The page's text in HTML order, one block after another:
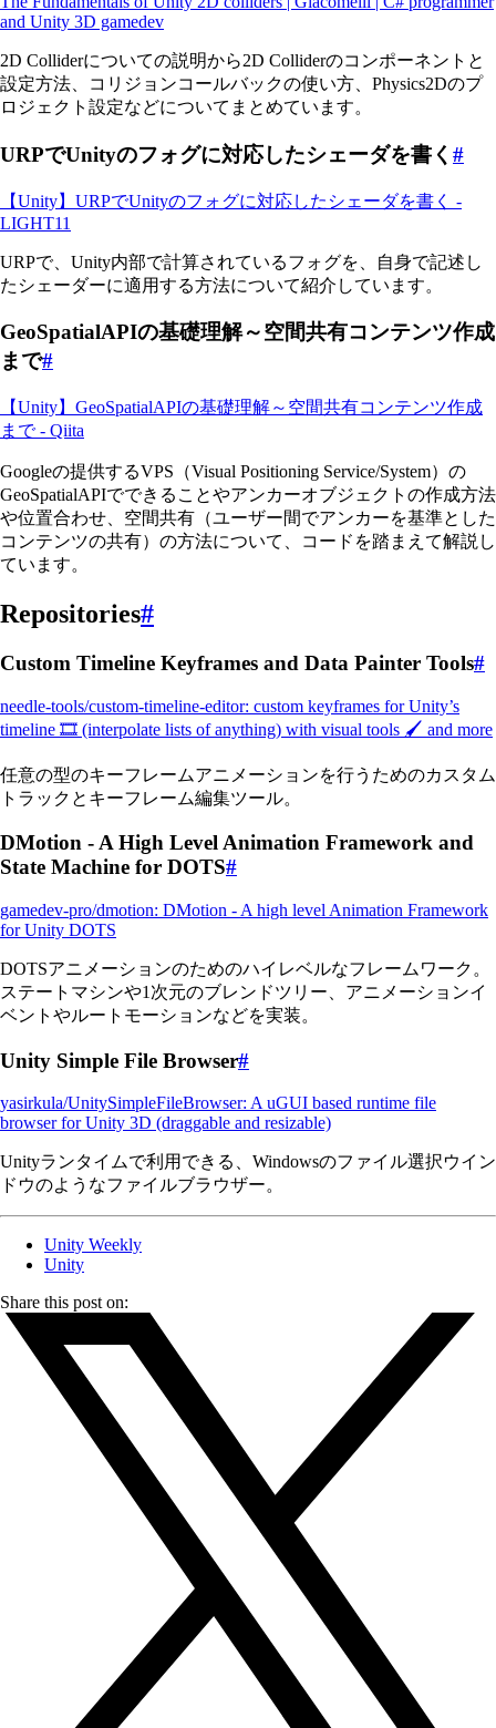
and Unity 3D gamedev
2D Colliderについての説明から2D Colliderのコンポーネントと
設定方法、コリジョンコールバックの使い方、Physics2Dのプ
ロジェクト設定などについてまとめています。
URPでUnityのフォグに対応したシェーダを書く #
【Unity】URPでUnityのフォグに対応したシェーダを書く -
LIGHT11
URPで、Unity内部で計算されているフォグを、自身で記述し
たシェーダーに適用する方法について紹介しています。
GeoSpatialAPIの基礎理解～空間共有コンテンツ作成
まで#
【Unity】GeoSpatialAPIの基礎理解～空間共有コンテンツ作成
まで - Qiita
Googleの提供するVPS（Visual Positioning Service/System）の
GeoSpatialAPIでできることやアンカーオブジェクトの作成方法
や位置合わせ、空間共有（ユーザー間でアンカーを基準とした
コンテンツの共有）の方法について、コードを踏まえて解説し
ています。
Repositories#
Custom Timeline Keyframes and Data Painter Tools#
needle-tools/custom-timeline-editor: custom keyframes for Unity’s
timeline 🎞 (interpolate lists of anything) with visual tools 🖌 and more
任意の型のキーフレームアニメーションを行うためのカスタム
トラックとキーフレーム編集ツール。
DMotion - A High Level Animation Framework and
State Machine for DOTS#
gamedev-pro/dmotion: DMotion - A high level Animation Framework
for Unity DOTS
DOTSアニメーションのためのハイレベルなフレームワーク。
ステートマシンや1次元のブレンドツリー、アニメーションイ
ベントやルートモーションなどを実装。
Unity Simple File Browser#
yasirkula/UnitySimpleFileBrowser: A uGUI based runtime file
browser for Unity 3D (draggable and resizable)
Unityランタイムで利用できる、Windowsのファイル選択ウイン
ドウのようなファイルブラウザー。
Unity Weekly
Unity
Share this post on: